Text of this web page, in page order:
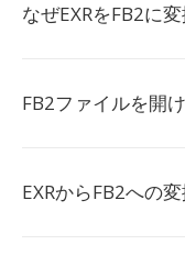
なぜEXRをFB2に
FB2ファイルを開
EXRからFB2への